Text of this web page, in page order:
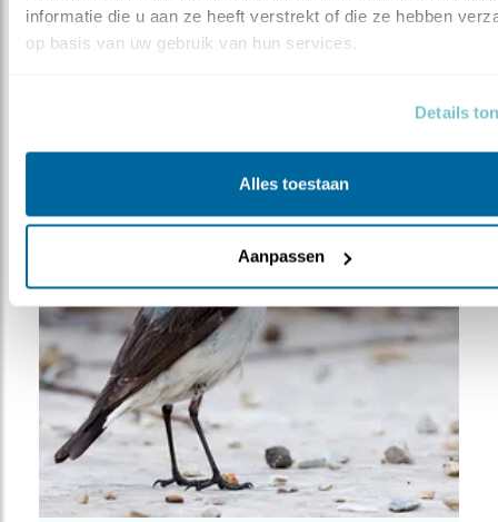
informatie die u aan ze heeft verstrekt of die ze hebben
op basis van uw gebruik van hun services.
Details
Alles toestaan
Aanpassen
Blauwe kiekendief